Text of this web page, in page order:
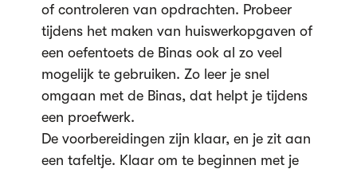
of controleren van opdrachten. Probeer
tijdens het maken van huiswerkopgaven of
een oefentoets de Binas ook al zo veel
mogelijk te gebruiken. Zo leer je snel
omgaan met de Binas, dat helpt je tijdens
een proefwerk.
De voorbereidingen zijn klaar, en je zit aan
een tafeltje. Klaar om te beginnen met je